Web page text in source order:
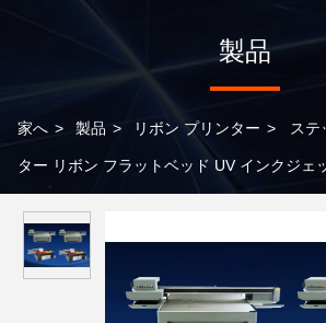
製品
家へ > 製品 > リボン プリンター > ステ
ター リボン フラットベッド UV インクジェ